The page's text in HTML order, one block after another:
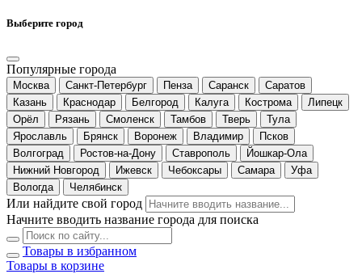
Выберите город
Популярные города
Москва Санкт-Петербург Пенза Саранск
Саратов
Казань
Краснодар Белгород Калуга Кострома
Липецк
Орёл
Рязань Смоленск Тамбов Тверь
Тула
Ярославль
Брянск Воронеж Владимир
Псков
Волгоград
Ростов-на-Дону Ставрополь
Йошкар-Ола
Нижний Новгород
Ижевск Чебоксары Самара
Уфа
Вологда
Челябинск
Или найдите свой город
Начните вводить название города для поиска
Товары в избранном
Товары в корзине